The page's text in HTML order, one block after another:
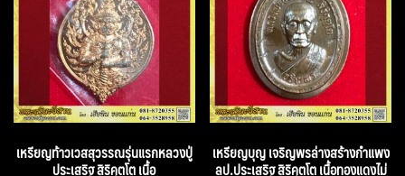
เหรียญท้าวเวสสุวรรณรุ่นแรกหลวงปู่
ประเสริฐ สิริคุตโต เนื้อ
เหรียญบุญ เจริญพรล่างสร้างกำแพง
ลป.ประเสริฐ สิริคุตโต เนื้อทองแดงไม่